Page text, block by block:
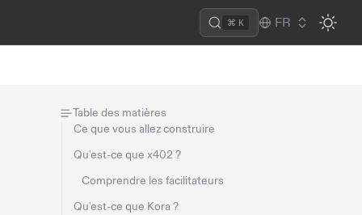
⌘ K FR
Table des matières
Ce que vous allez construire
Qu'est-ce que x402 ?
Comprendre les facilitateurs
Qu'est-ce que Kora ?